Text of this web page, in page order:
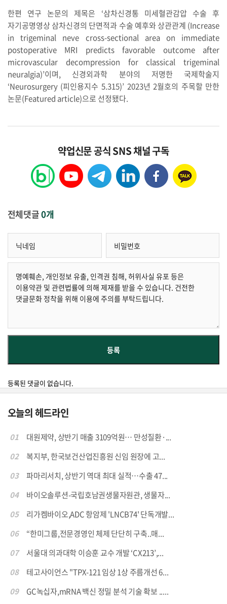
한편 연구 논문의 제목은 ‘삼차신경통 미세혈관감압 수술 후
자기공명영상 삼차신경의 단면적과 수술 예후와 상관관계 (Increase
in trigeminal neve cross-sectional area on immediate
postoperative MRI predicts favorable outcome after
microvascular decompression for classical trigeminal
neuralgia)’이며, 신경외과학 분야의 저명한 국제학술지
‘Neurosurgery (피인용지수 5.315)’ 2023년 2월호의 주목할 만한
논문(Featured article)으로 선정됐다.
약업신문 공식 SNS 채널 구독
전체댓글0개
등록된 댓글이 없습니다.
오늘의 헤드라인
01
대원제약, 상반기 매출 3109억원… 만성질환·...
02
복지부, 한국보건산업진흥원 신임 원장에 고...
03
파마리서치, 상반기 역대 최대 실적…수출 47...
04
바이오솔루션-국립호남권생물자원관, 생물자...
05
리가켐바이오,ADC 항암제 'LNCB74' 단독개발...
06
“한미그룹,전문경영인 체제 단단히 구축..매...
07
서울대 의과대학 이승훈 교수 개발 ‘CX213’,...
08
테고사이언스 "TPX-121 임상 1상 주름개선 6...
09
GC녹십자,mRNA 백신 정밀 분석 기술 확보 .....